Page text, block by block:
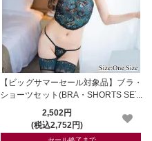
【ビッグサマーセール対象品】ブラ・
ショーツセット(BRA・SHORTS SET)
2,502円
(税込2,752円)